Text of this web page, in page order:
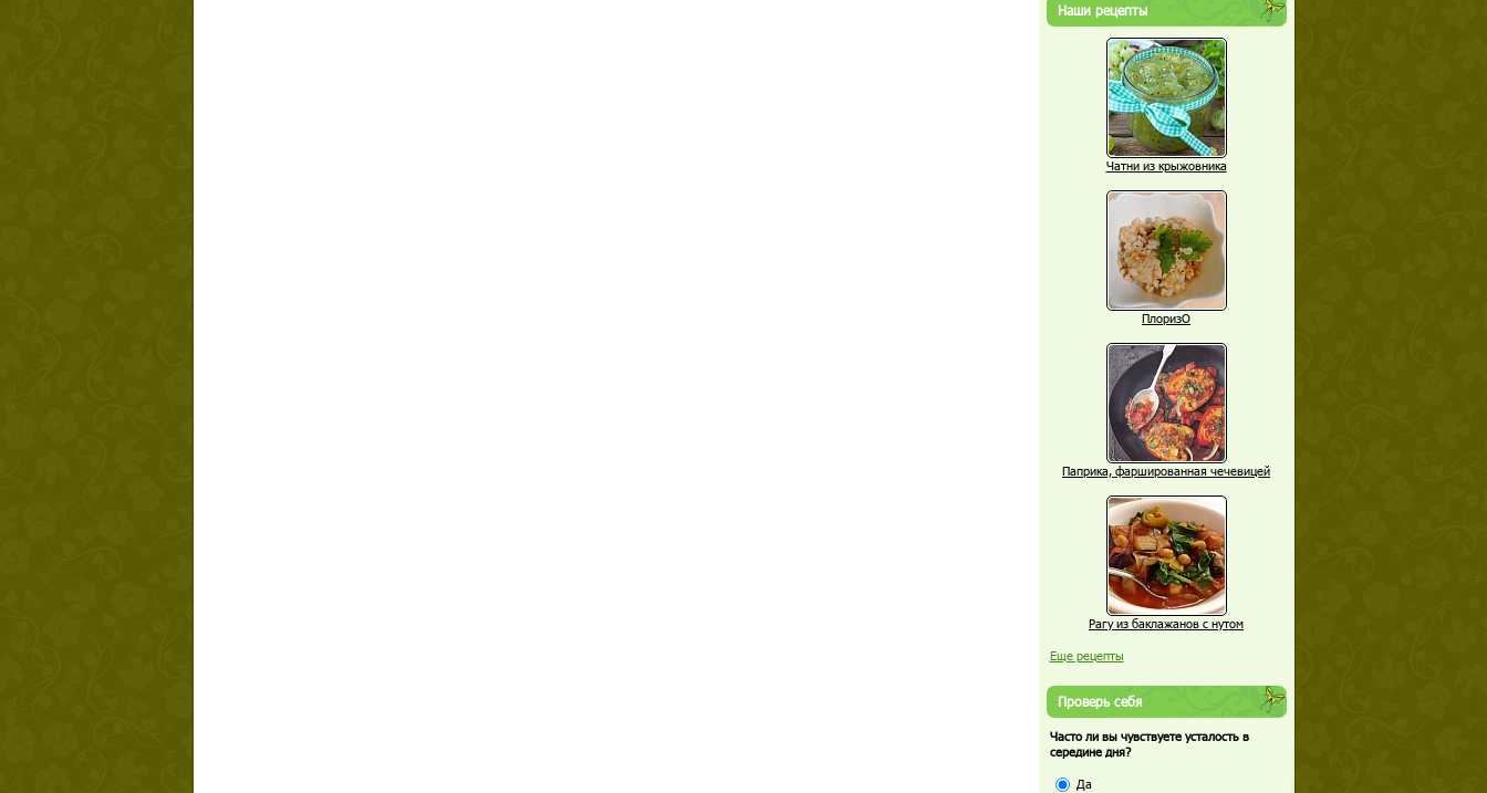
Наши рецепты
Чатни из крыжовника
ПлоризО
Паприка, фаршированная чечевицей
Рагу из баклажанов с нутом
Еще рецепты
Проверь себя
Часто ли вы чувствуете усталость в
середине дня?
Да